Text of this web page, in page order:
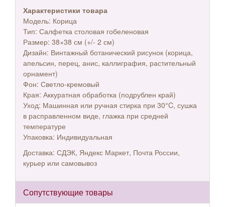
Характеристики товара
Модель: Корица
Тип: Салфетка столовая гобеленовая
Размер: 38×38 см (+/- 2 см)
Дизайн: Винтажный ботанический рисунок (корица,
апельсин, перец, анис, каллиграфия, растительный
орнамент)
Фон: Светло-кремовый
Края: Аккуратная обработка (подрублен край)
Уход: Машинная или ручная стирка при 30°C, сушка
в расправленном виде, глажка при средней
температуре
Упаковка: Индивидуальная
Доставка: СДЭК, Яндекс Маркет, Почта России,
курьер или самовывоз
Сопутствующие товары